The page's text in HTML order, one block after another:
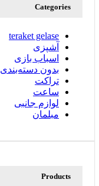
Categories
teraket gelase
آشپزی
اسباب بازی
بدون دسته‌بندی
تراکت
ساعت
لوازم جانبی
مبلمان
Products